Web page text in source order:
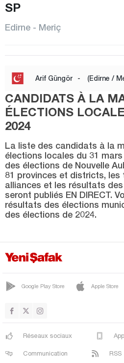
LALAPAŞA
MERİÇ
CENTRE
SÜLOĞLU
UZUNKÖPRÜ
YENİKARPUZLU
YENİMÜHACİR
Elazığ
Erzincan
Erzurum
Giresun
Hatay
Iğdır
Isparta
SP
Edirne - Meriç
Arif Güngör - (Edirne /
CANDIDATS À LA
ÉLECTIONS
2024
La liste des candidats à la
élections locales du 31
des élections de Nouvelle
81 provinces et districts, les
alliances et les résultats
seront publiés EN DIRECT.
résultats des élections
des élections de 2024.
Google Play Store Apple Store
Réseaux sociaux
Communication RSS